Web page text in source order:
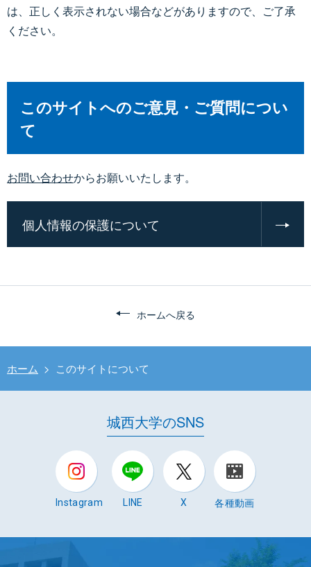
は、正しく表示されない場合などがありますので、ご了承
ください。
このサイトへのご意見・ご質問につい
て
お問い合わせからお願いいたします。
個人情報の保護について
ホームへ戻る
ホーム > このサイトについて
城西大学のSNS
Instagram LINE X 各種動画